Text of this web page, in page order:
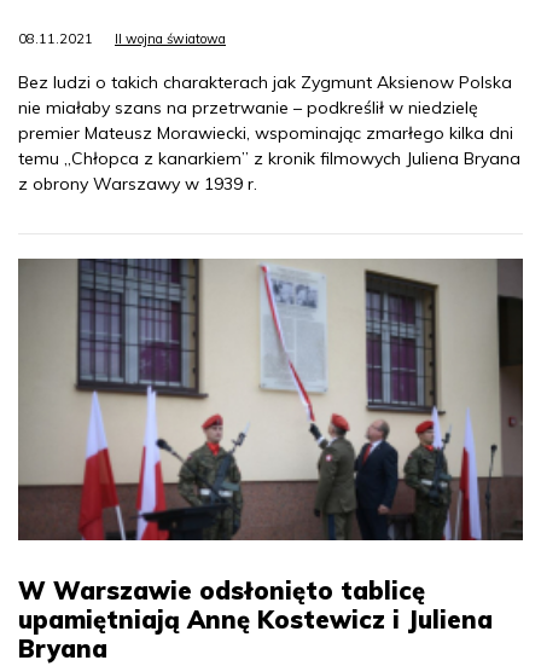
08.11.2021 II wojna światowa
Bez ludzi o takich charakterach jak Zygmunt Aksienow Polska
nie miałaby szans na przetrwanie – podkreślił w niedzielę
premier Mateusz Morawiecki, wspominając zmarłego kilka dni
temu „Chłopca z kanarkiem” z kronik filmowych Juliena Bryana
z obrony Warszawy w 1939 r.
W Warszawie odsłonięto tablicę
upamiętniają Annę Kostewicz i Juliena
Bryana